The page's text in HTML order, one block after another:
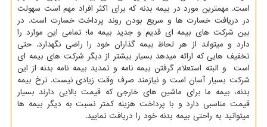
است. مهمترین مورد در بیمه بدنه که برای اکثر افراد مهم است سهولت
در دریافت خسارت ها و سریع بودن روند پرداخت خسارت است. در
بین شرکت های بیمه ای قدیم و جدید بیمه ما؛ تمامی این موارد را
دارد و میتواند از هر لحاظ بیمه گذاران خود را راضی نگهدارد. حتی
تخفیف هایی که ارائه میدهد بسیار بیشتر از دیگر شرکت های بیمه ای
است و البته استعلام گرفتن بیمه نامه و تمدید بیمه نامه بدنه از این
شرکت بسیار آسان است و نیازمند صرف وقت زیادی نیست. نرخ بیمه
بدنه، بیمه ما برای ماشین های خارجی که قیمت بالایی دارند بسیار
قیمت مناسبی دارد و با پرداخت هزینه کمتر نسبت به دیگر بیمه ها
میتوانید به راحتی بیمه بدنه خود را دریافت نمایید.